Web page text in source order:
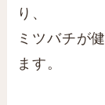
り、
ミツバチが
ます。